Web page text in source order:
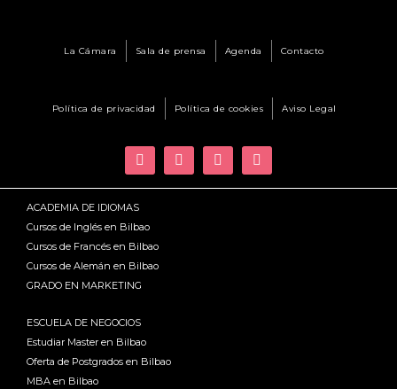
La Cámara Sala de prensa Agenda Contacto
Política de privacidad Política de cookies Aviso Legal
ACADEMIA DE IDIOMAS
Cursos de Inglés en Bilbao
Cursos de Francés en Bilbao
Cursos de Alemán en Bilbao
GRADO EN MARKETING
ESCUELA DE NEGOCIOS
Estudiar Master en Bilbao
Oferta de Postgrados en Bilbao
MBA en Bilbao